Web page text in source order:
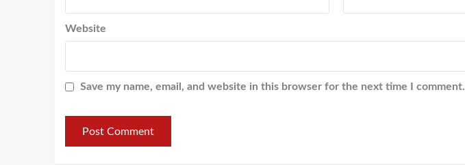
Website
Save my name, email, and website in this browser for the next time I comment.